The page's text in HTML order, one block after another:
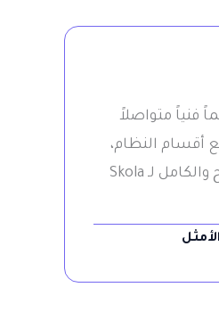
فنياً متواصلاً
أقسام النظام،
لضمان الاستخدام الصحيح والكامل لـ Skola